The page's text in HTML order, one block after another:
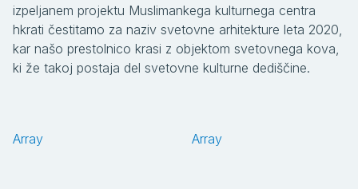
izpeljanem projektu Muslimankega kulturnega centra
hkrati čestitamo za naziv svetovne arhitekture leta 2020,
kar našo prestolnico krasi z objektom svetovnega kova,
ki že takoj postaja del svetovne kulturne dediščine.
Array Array